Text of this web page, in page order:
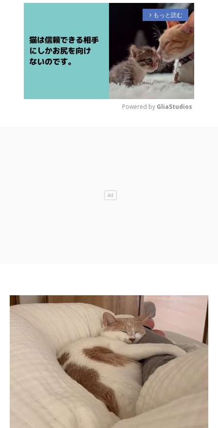
arrow_forward_ios もっと読む
Powered by GliaStudios